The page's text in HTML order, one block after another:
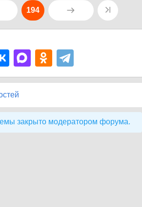
194
закрыто модератором форума.